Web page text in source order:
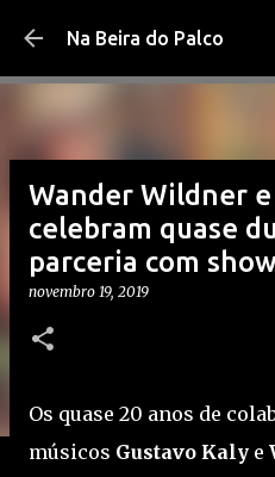
Pular para o
Na Beira do Palco
Wander Wildner
celebram quase
parceria com
novembro 19, 2019
Os quase 20 anos de
músicos Gustavo Kaly e